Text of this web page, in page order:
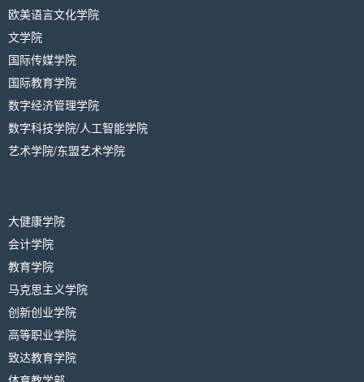
欧美语言文化学院
文学院
国际传媒学院
国际教育学院
数字经济管理学院
数字科技学院/人工智能学院
艺术学院/东盟艺术学院
大健康学院
会计学院
教育学院
马克思主义学院
创新创业学院
高等职业学院
致达教育学院